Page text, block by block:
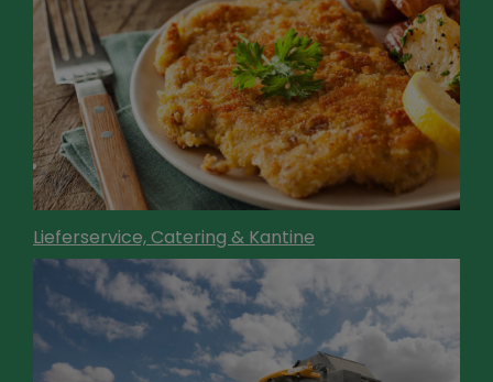
Lieferservice, Catering & Kantine